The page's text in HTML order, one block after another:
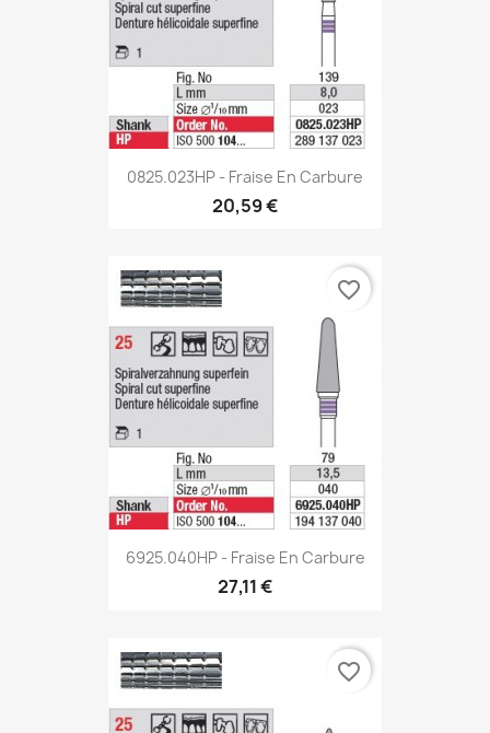
0825.023HP - Fraise En Carbure
20,59 €
6925.040HP - Fraise En Carbure
27,11 €
favorite_border
favorite_border